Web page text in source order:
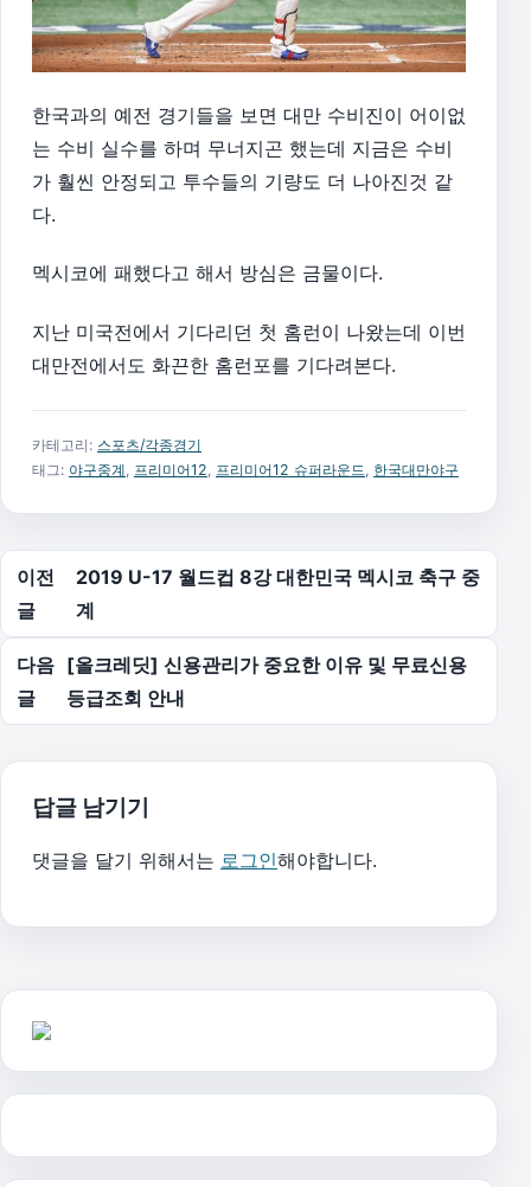
한국과의 예전 경기들을 보면 대만 수비진이 어이없
는 수비 실수를 하며 무너지곤 했는데 지금은 수비
가 훨씬 안정되고 투수들의 기량도 더 나아진것 같
다.
멕시코에 패했다고 해서 방심은 금물이다.
지난 미국전에서 기다리던 첫 홈런이 나왔는데 이번
대만전에서도 화끈한 홈런포를 기다려본다.
카테고리: 스포츠/각종경기
태그: 야구중계 프리미어12 프리미어12 슈퍼라운드 한국대만야구
글 탐색
이전
글
2019 U-17 월드컵 8강 대한민국 멕시코 축구 중
계
다음
글
[올크레딧] 신용관리가 중요한 이유 및 무료신용
등급조회 안내
답글 남기기
댓글을 달기 위해서는 로그인해야합니다.